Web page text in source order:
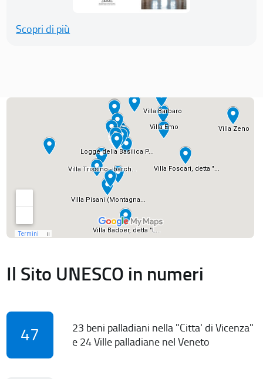
Scopri di più
Il Sito UNESCO in numeri
47
23 beni palladiani nella "Citta' di Vicenza"
e 24 Ville palladiane nel Veneto